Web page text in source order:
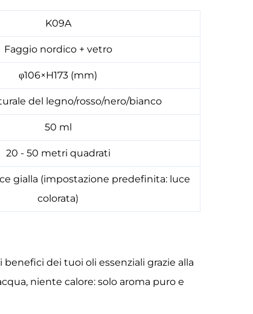
K09A
Faggio nordico + vetro
φ106×H173 (mm)
del legno/rosso/nero/bianco
50 ml
20 - 50 metri quadrati
gialla (impostazione predefinita: luce
colorata)
benefici dei tuoi oli essenziali grazie alla
niente calore: solo aroma puro e